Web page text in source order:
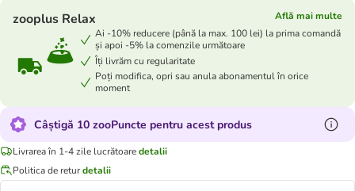
zooplus Relax
Află mai multe
Ai -10% reducere (până la max. 100 lei) la prima comandă
și apoi -5% la comenzile următoare
Îți livrăm cu regularitate
Poți modifica, opri sau anula abonamentul în orice
moment
Câștigă 10 zooPuncte pentru acest produs
Livrarea în 1-4 zile lucrătoaredetalii
Politica de returdetalii